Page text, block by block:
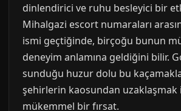
dinlendirici ve ruhu besleyici bir
Mihalgazi escort numaraları
ismi geçtiğinde, birçoğu bunun
deneyim anlamına geldiğini bilir.
sunduğu huzur dolu bu
şehirlerin kaosundan uzaklaşmak
mükemmel bir fırsat.